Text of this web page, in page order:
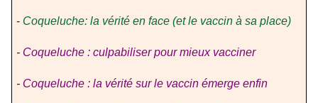
- Coqueluche: la vérité en face (et le vaccin à sa place)
- Coqueluche : culpabiliser pour mieux vacciner
- Coqueluche : la vérité sur le vaccin émerge enfin